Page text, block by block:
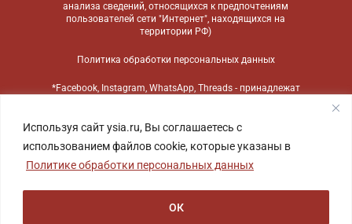
Используя сайт ysia.ru, Вы соглашаетесь с
использованием файлов cookie, которые указаны в
Политике обработки персональных данных
ОК
анализа сведений, относящихся к предпочтениям
пользователей сети "Интернет", находящихся на
территории РФ)
Политика обработки персональных данных
*Facebook, Instagram, WhatsApp, Threads - принадлежат